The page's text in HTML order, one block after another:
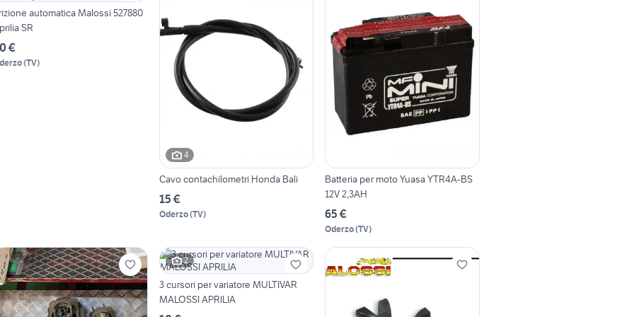
automatica Malossi 527880
SR
€
(TV)
4
Cavo contachilometri Honda Bali
15 €
Oderzo(TV)
Batteria per moto Yuasa YTR4A-BS
12V 2,3AH
65 €
Oderzo(TV)
2
3 cursori per variatore MULTIVAR
MALOSSI APRILIA